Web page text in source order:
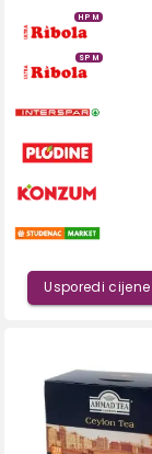
HPM
SPM
Usporedi cijene